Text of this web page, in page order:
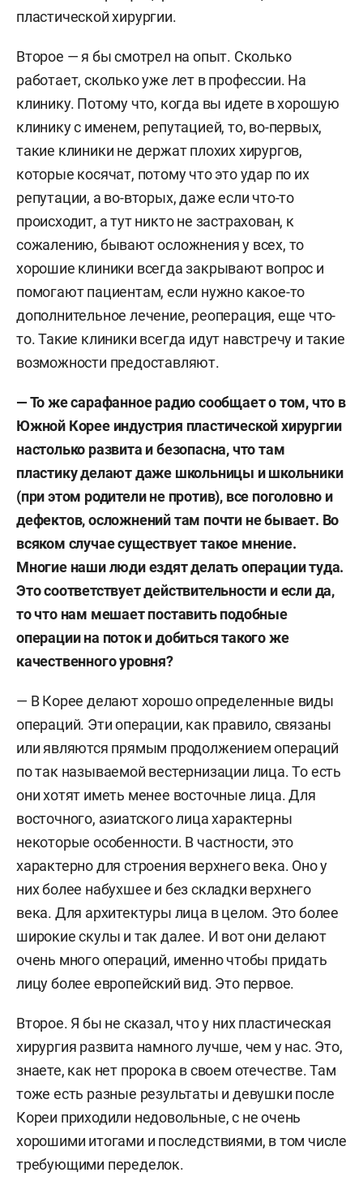
пластической хирургии.
Второе — я бы смотрел на опыт. Сколько
работает, сколько уже лет в профессии. На
клинику. Потому что, когда вы идете в хорошую
клинику с именем, репутацией, то, во-первых,
такие клиники не держат плохих хирургов,
которые косячат, потому что это удар по их
репутации, а во-вторых, даже если что-то
происходит, а тут никто не застрахован, к
сожалению, бывают осложнения у всех, то
хорошие клиники всегда закрывают вопрос и
помогают пациентам, если нужно какое-то
дополнительное лечение, реоперация, еще что-
то. Такие клиники всегда идут навстречу и такие
возможности предоставляют.
— То же сарафанное радио сообщает о том, что в
Южной Корее индустрия пластической хирургии
настолько развита и безопасна, что там
пластику делают даже школьницы и школьники
(при этом родители не против), все поголовно и
дефектов, осложнений там почти не бывает. Во
всяком случае существует такое мнение.
Многие наши люди ездят делать операции туда.
Это соответствует действительности и если да,
то что нам мешает поставить подобные
операции на поток и добиться такого же
качественного уровня?
— В Корее делают хорошо определенные виды
операций. Эти операции, как правило, связаны
или являются прямым продолжением операций
по так называемой вестернизации лица. То есть
они хотят иметь менее восточные лица. Для
восточного, азиатского лица характерны
некоторые особенности. В частности, это
характерно для строения верхнего века. Оно у
них более набухшее и без складки верхнего
века. Для архитектуры лица в целом. Это более
широкие скулы и так далее. И вот они делают
очень много операций, именно чтобы придать
лицу более европейский вид. Это первое.
Второе. Я бы не сказал, что у них пластическая
хирургия развита намного лучше, чем у нас. Это,
знаете, как нет пророка в своем отечестве. Там
тоже есть разные результаты и девушки после
Кореи приходили недовольные, с не очень
хорошими итогами и последствиями, в том числе
требующими переделок.